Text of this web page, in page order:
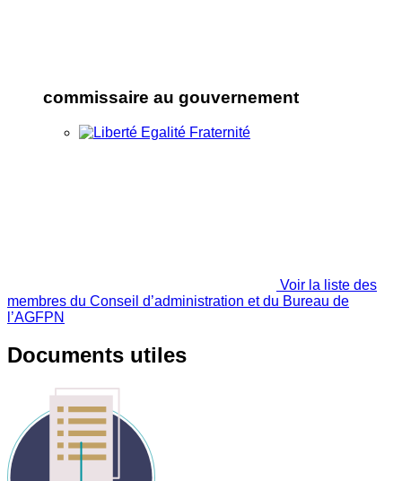
commissaire au gouvernement
Voir la liste des
membres du Conseil d’administration et du Bureau de
l’AGFPN
Documents utiles